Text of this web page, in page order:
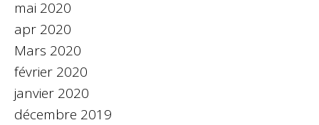
mai 2020
apr 2020
Mars 2020
février 2020
janvier 2020
décembre 2019